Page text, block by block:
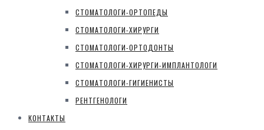
СТОМАТОЛОГИ-ОРТОПЕДЫ
СТОМАТОЛОГИ-ХИРУРГИ
СТОМАТОЛОГИ-ОРТОДОНТЫ
СТОМАТОЛОГИ-ХИРУРГИ-ИМПЛАНТОЛОГИ
СТОМАТОЛОГИ-ГИГИЕНИСТЫ
РЕНТГЕНОЛОГИ
КОНТАКТЫ